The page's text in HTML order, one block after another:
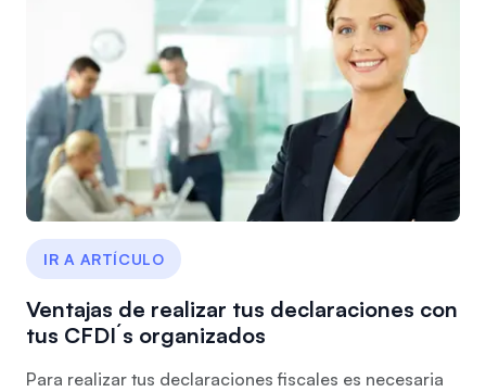
IR A ARTÍCULO
Ventajas de realizar tus declaraciones con
tus CFDI´s organizados
Para realizar tus declaraciones fiscales es necesaria